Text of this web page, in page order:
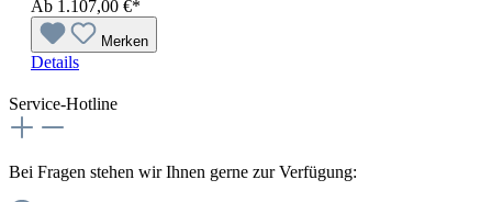
Ab 1.107,00 €*
Merken
Details
Service-Hotline
Bei Fragen stehen wir Ihnen gerne zur Verfügung: